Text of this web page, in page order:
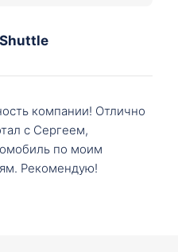
компании! Отлично
с Сергеем,
по моим
Рекомендую!